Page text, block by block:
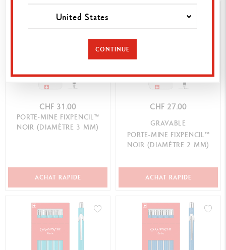
CHF 31.00
PORTE-MINE FIXPENCIL™
NOIR (DIAMÈTRE 3 MM)
ACHAT RAPIDE
CHF 27.00
GRAVABLE
PORTE-MINE FIXPENCIL™
NOIR (DIAMÈTRE 2 MM)
ACHAT RAPIDE
United States
CONTINUE